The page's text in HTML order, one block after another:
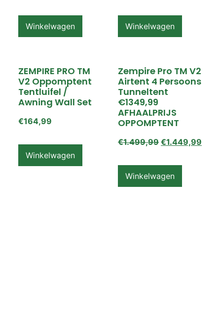
Winkelwagen Winkelwagen
ZEMPIRE PRO TM
V2 Oppomptent
Tentluifel /
Awning Wall Set
€164,99
Winkelwagen
Zempire Pro TM V2
Airtent 4 Persoons
Tunneltent
€1349,99
AFHAALPRIJS
OPPOMPTENT
€1.499,99 €1.449,99
Winkelwagen